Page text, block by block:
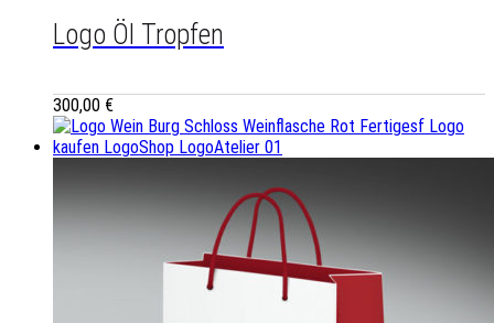
Logo Öl Tropfen
300,00 €